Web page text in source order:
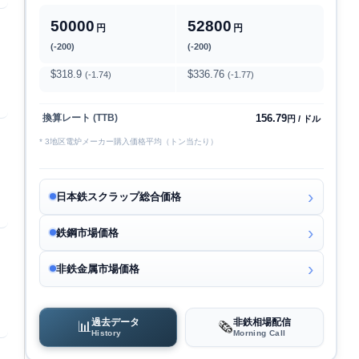
50000 円
(-200)
52800 円
(-200)
$318.9 (-1.74) $336.76 (-1.77)
換算レート (TTB) 156.79円 / ドル
* 3地区電炉メーカー購入価格平均（トン当たり）
日本鉄スクラップ総合価格
鉄鋼市場価格
非鉄金属市場価格
📊 過去データ
History 🗞️非鉄相場配信
Morning Call